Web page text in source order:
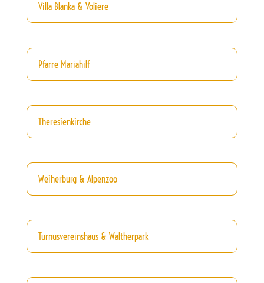
Villa Blanka & Voliere
Pfarre Mariahilf
Theresienkirche
Weiherburg & Alpenzoo
Turnusvereinshaus & Waltherpark